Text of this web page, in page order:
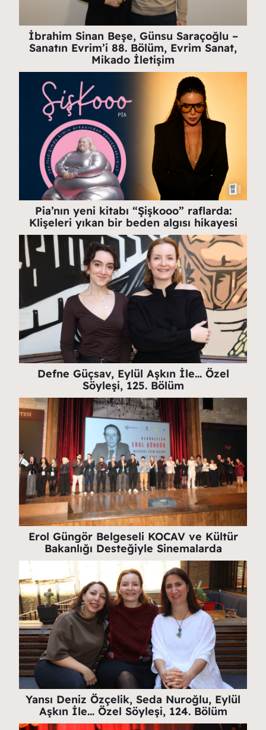
İbrahim Sinan Beşe, Günsu Saraçoğlu –
Sanatın Evrim’i 88. Bölüm, Evrim Sanat,
Mikado İletişim
Pia’nın yeni kitabı “Şişkooo” raflarda:
Klişeleri yıkan bir beden algısı hikayesi
Defne Güçsav, Eylül Aşkın İle… Özel
Söyleşi, 125. Bölüm
Erol Güngör Belgeseli KOCAV ve Kültür
Bakanlığı Desteğiyle Sinemalarda
Yansı Deniz Özçelik, Seda Nuroğlu, Eylül
Aşkın İle… Özel Söyleşi, 124. Bölüm